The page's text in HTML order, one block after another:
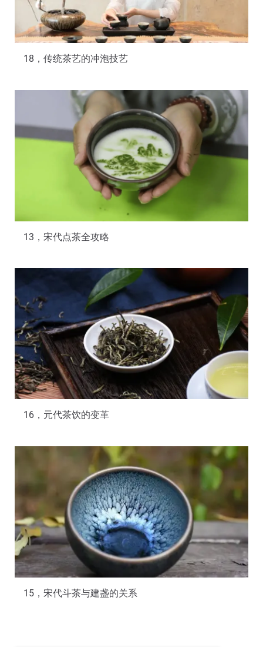
18，传统茶艺的冲泡技艺
13，宋代点茶全攻略
16，元代茶饮的变革
15，宋代斗茶与建盏的关系